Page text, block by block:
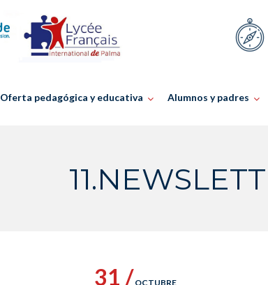
Oferta pedagógica y educativa Alumnos y padres
31 / OCTUBRE